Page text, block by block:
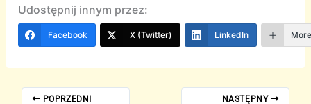
Udostępnij innym przez:
Facebook X (Twitter) LinkedIn
POPRZEDNI NASTĘPNY